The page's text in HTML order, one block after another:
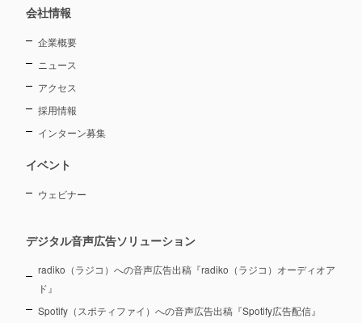
会社情報
企業概要
ニュース
アクセス
採用情報
インターン募集
イベント
ウェビナー
デジタル音声広告ソリューション
radiko（ラジコ）への音声広告出稿『radiko（ラジコ）オーディオア
ド』
Spotify（スポティファイ）への音声広告出稿『Spotify広告配信』